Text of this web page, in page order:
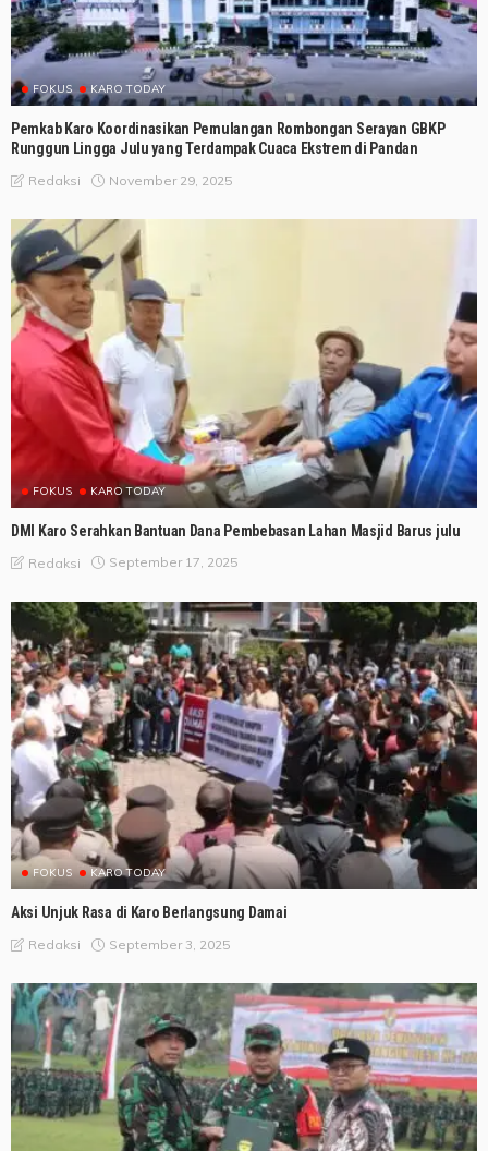
FOKUS KARO TODAY
Pemkab Karo Koordinasikan Pemulangan Rombongan Serayan GBKP
Runggun Lingga Julu yang Terdampak Cuaca Ekstrem di Pandan
Redaksi November 29, 2025
FOKUS KARO TODAY
DMI Karo Serahkan Bantuan Dana Pembebasan Lahan Masjid Barus julu
Redaksi September 17, 2025
FOKUS KARO TODAY
Aksi Unjuk Rasa di Karo Berlangsung Damai
Redaksi September 3, 2025